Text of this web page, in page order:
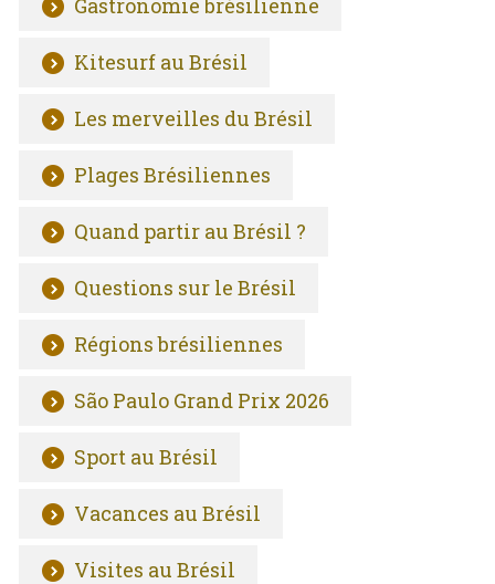
Gastronomie brésilienne
Kitesurf au Brésil
Les merveilles du Brésil
Plages Brésiliennes
Quand partir au Brésil ?
Questions sur le Brésil
Régions brésiliennes
São Paulo Grand Prix 2026
Sport au Brésil
Vacances au Brésil
Visites au Brésil